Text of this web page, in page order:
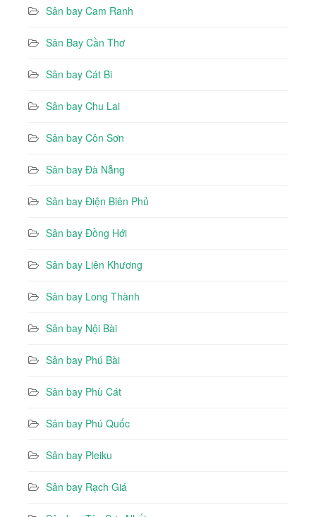
Sân bay Cam Ranh
Sân Bay Cần Thơ
Sân bay Cát Bi
Sân bay Chu Lai
Sân bay Côn Sơn
Sân bay Đà Nẵng
Sân bay Điện Biên Phủ
Sân bay Đồng Hới
Sân bay Liên Khương
Sân bay Long Thành
Sân bay Nội Bài
Sân bay Phú Bài
Sân bay Phù Cát
Sân bay Phú Quốc
Sân bay Pleiku
Sân bay Rạch Giá